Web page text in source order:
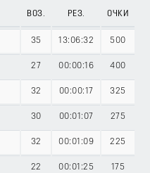
ВОЗ. РЕЗ. ОЧКИ
35 13:06:32 500
27 00:00:16 400
32 00:00:17 325
30 00:01:07 275
32 00:01:09 225
22 00:01:25 175